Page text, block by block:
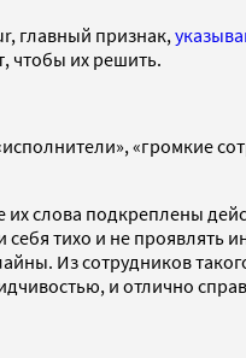
главный признак,
чтобы их решить.
«громкие
их слова подкреплены
тихо и не проявлять
Из сотрудников
и отлично